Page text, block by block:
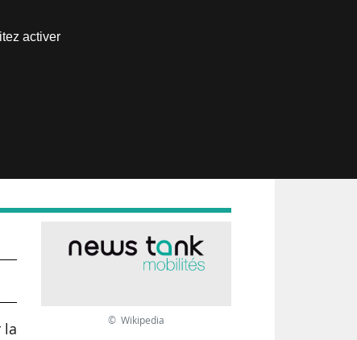
la
© Wikipedia
activer